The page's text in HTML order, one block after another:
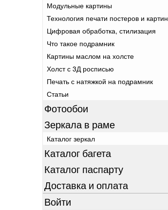
Модульные картины
Технология печати постеров и картин
Цифровая обработка, стилизация
Что такое подрамник
Картины маслом на холсте
Холст с 3Д росписью
Печать с натяжкой на подрамник
Статьи
Фотообои
Зеркала в раме
Каталог зеркал
Каталог багета
Каталог паспарту
Доставка и оплата
Войти